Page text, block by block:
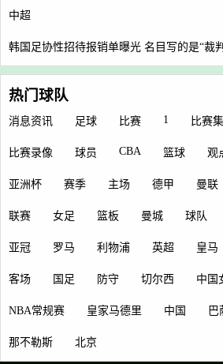
中超
韩国足协性招待报销单曝光 名目写的是“裁
热门球队
消息资讯 足球 比赛 1 比赛
比赛录像 球员 CBA 篮球 观
亚洲杯 赛季 主场 德甲 曼联
联赛 女足 篮板 曼城 球队
亚冠 罗马 利物浦 英超 皇马
客场 国足 防守 切尔西 中国
NBA常规赛 皇家马德里 中国 巴
那不勒斯 北京